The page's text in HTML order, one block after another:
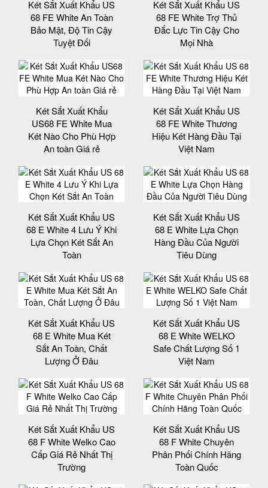
Két Sắt Xuất Khẩu US
68 FE White An Toàn
Bảo Mật, Độ Tin Cậy
Tuyệt Đối
Két Sắt Xuất Khẩu US
68 FE White Trợ Thủ
Đắc Lực Tin Cậy Cho
Mọi Nhà
Két Sắt Xuất Khẩu
US68 FE White Mua
Két Nào Cho Phù Hợp
An toàn Giá rẻ
Két Sắt Xuất Khẩu US
68 FE White Thương
Hiệu Két Hàng Đầu Tại
Việt Nam
Két Sắt Xuất Khẩu US
68 E White 4 Lưu Ý Khi
Lựa Chọn Két Sắt An
Toàn
Két Sắt Xuất Khẩu US
68 E White Lựa Chọn
Hàng Đầu Của Người
Tiêu Dùng
Két Sắt Xuất Khẩu US
68 E White Mua Két
Sắt An Toàn, Chất
Lượng Ở Đâu
Két Sắt Xuất Khẩu US
68 E White WELKO
Safe Chất Lượng Số 1
Việt Nam
Két Sắt Xuất Khẩu US
68 F White Welko Cao
Cấp Giá Rẻ Nhất Thị
Trường
Két Sắt Xuất Khẩu US
68 F White Chuyên
Phân Phối Chính Hãng
Toàn Quốc